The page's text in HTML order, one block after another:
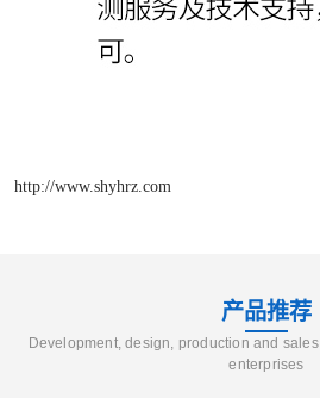
http://www.shyhrz.com
产品推荐
Development, design, production and
enterprises